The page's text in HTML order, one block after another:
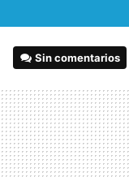
Sin comentarios